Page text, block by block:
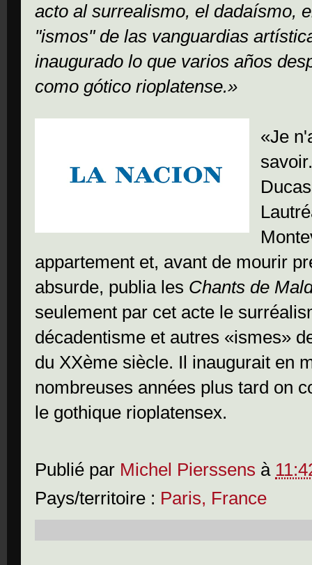
acto al surrealismo, el dadaísmo,
"ismos" de las vanguardias
inaugurado lo que varios años
como gótico rioplatense.»
«Je
appartement et, avant de mourir
absurde, publia les Chants de
seulement par cet acte le
décadentisme et autres «ismes»
du XXème siècle. Il inaugurait en
nombreuses années plus tard on
le gothique rioplatensex.
Publié par Michel Pierssens à
Pays/territoire : Paris, France